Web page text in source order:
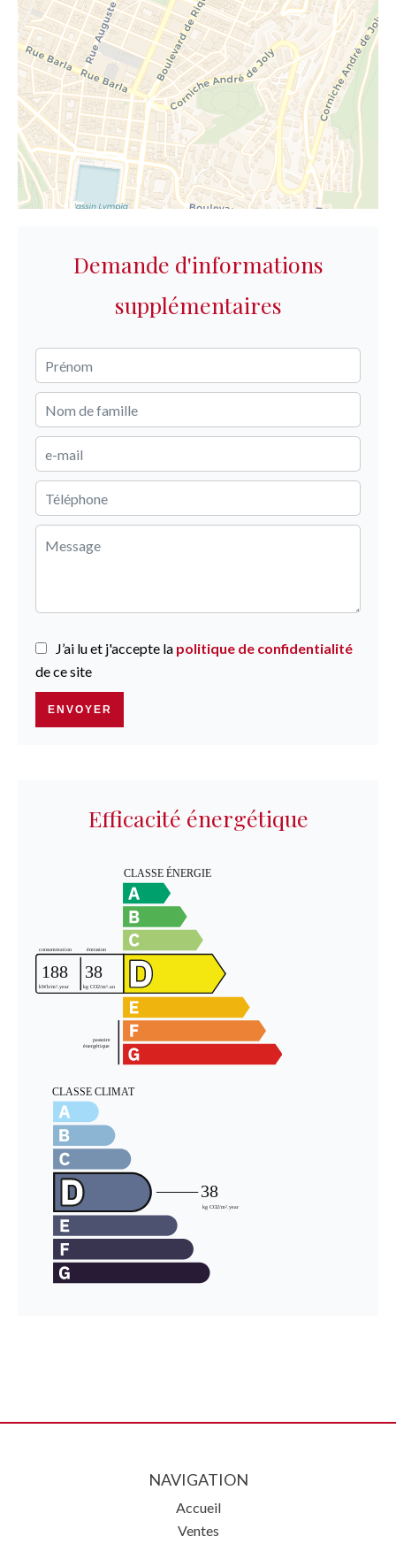
Demande d'informations
supplémentaires
J’ai lu et j'accepte la politique de confidentialité
de ce site
ENVOYER
Efficacité énergétique
NAVIGATION
Accueil
Ventes